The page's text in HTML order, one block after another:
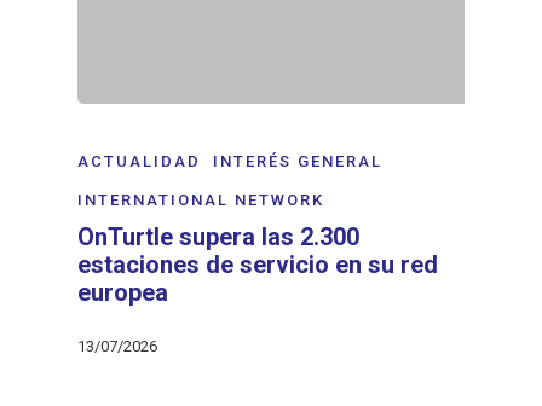
ACTUALIDAD INTERÉS GENERAL
INTERNATIONAL NETWORK
OnTurtle supera las 2.300
estaciones de servicio en su red
europea
13/07/2026